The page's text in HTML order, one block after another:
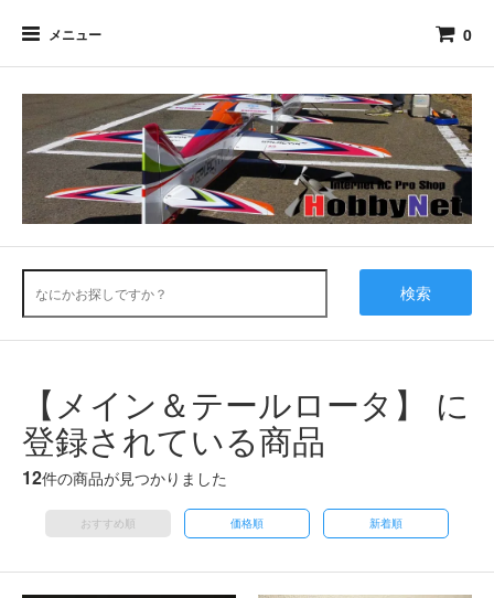
メニュー 0
検索
【メイン＆テールロータ】 に
登録されている商品
12件の商品が見つかりました
おすすめ順 価格順 新着順